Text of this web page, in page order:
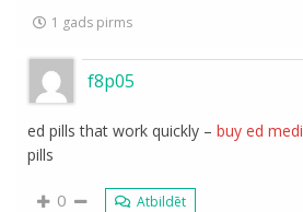
1 gads pirms
f8p05
ed pills that work quickly –buy ed
pills
0 Atbildēt